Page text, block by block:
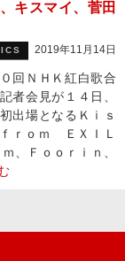
キスマイ、菅田
2019年11月14日
回ＮＨＫ紅白歌合
会見が１４日、
出場となるＫｉｓ
ｒｏｍ ＥＸＩＬ
、Ｆｏｏｒｉｎ、